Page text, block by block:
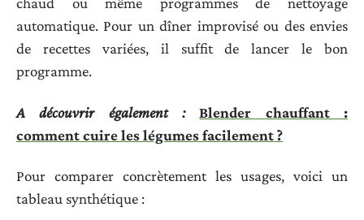
automatique. Pour un dîner improvisé ou des envies
de recettes variées, il suffit de lancer le bon
programme.
A découvrir également :
Blender chauffant :
comment cuire les légumes facilement ?
Pour comparer concrètement les usages, voici un
tableau synthétique :